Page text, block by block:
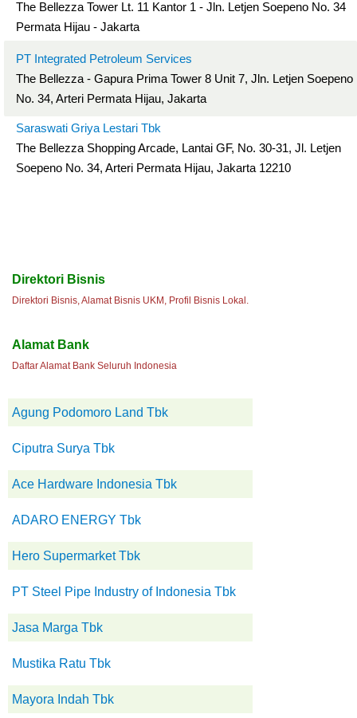
The Bellezza Tower Lt. 11 Kantor 1 - Jln. Letjen Soepeno No. 34
Permata Hijau - Jakarta
PT Integrated Petroleum Services
The Bellezza - Gapura Prima Tower 8 Unit 7, Jln. Letjen Soepeno
No. 34, Arteri Permata Hijau, Jakarta
Saraswati Griya Lestari Tbk
The Bellezza Shopping Arcade, Lantai GF, No. 30-31, Jl. Letjen
Soepeno No. 34, Arteri Permata Hijau, Jakarta 12210
Direktori Bisnis
Direktori Bisnis, Alamat Bisnis UKM, Profil Bisnis Lokal.
Alamat Bank
Daftar Alamat Bank Seluruh Indonesia
Agung Podomoro Land Tbk
Ciputra Surya Tbk
Ace Hardware Indonesia Tbk
ADARO ENERGY Tbk
Hero Supermarket Tbk
PT Steel Pipe Industry of Indonesia Tbk
Jasa Marga Tbk
Mustika Ratu Tbk
Mayora Indah Tbk